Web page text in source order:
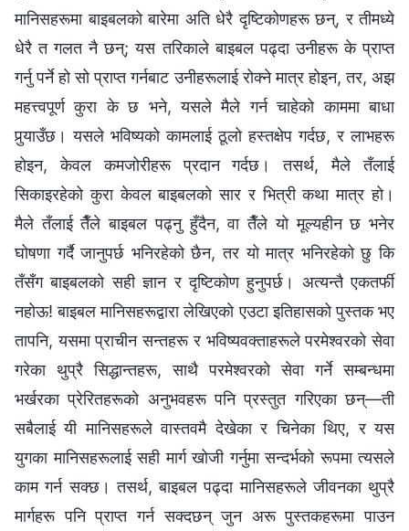
मानिसहरूमा बाइबलको बारेमा अति धेरै दृष्टिकोणहरू छन्, र तीमध्ये
धेरै त गलत नै छन्; यस तरिकाले बाइबल पढ्दा उनीहरू के प्राप्त
गर्नु पर्ने हो सो प्राप्त गर्नबाट उनीहरूलाई रोक्ने मात्र होइन, तर, अझ
महत्त्वपूर्ण कुरा के छ भने, यसले मैले गर्न चाहेको काममा बाधा
पुर्‍याउँछ। यसले भविष्यको कामलाई ठूलो हस्तक्षेप गर्दछ, र लाभहरू
होइन, केवल कमजोरीहरू प्रदान गर्दछ। तसर्थ, मैले तँलाई
सिकाइरहेको कुरा केवल बाइबलको सार र भित्री कथा मात्र हो।
मैले तँलाई तैँले बाइबल पढ्नु हुँदैन, वा तैँले यो मूल्यहीन छ भनेर
घोषणा गर्दै जानुपर्छ भनिरहेको छैन, तर यो मात्र भनिरहेको छु कि
तँसँग बाइबलको सही ज्ञान र दृष्टिकोण हुनुपर्छ। अत्यन्तै एकतर्फी
नहोऊ! बाइबल मानिसहरूद्वारा लेखिएको एउटा इतिहासको पुस्तक भए
तापनि, यसमा प्राचीन सन्तहरू र भविष्यवक्ताहरूले परमेश्‍वरको सेवा
गरेका थुप्रै सिद्धान्तहरू, साथै परमेश्‍वरको सेवा गर्ने सम्बन्धमा
भर्खरका प्रेरितहरूको अनुभवहरू पनि प्रस्तुत गरिएका छन्—ती
सबैलाई यी मानिसहरूले वास्तवमै देखेका र चिनेका थिए, र यस
युगका मानिसहरूलाई सही मार्ग खोजी गर्नुमा सन्दर्भको रूपमा त्यसले
काम गर्न सक्छ। तसर्थ, बाइबल पढ्दा मानिसहरूले जीवनका थुप्रै
मार्गहरू पनि प्राप्त गर्न सक्दछन् जुन अरू पुस्तकहरूमा पाउन